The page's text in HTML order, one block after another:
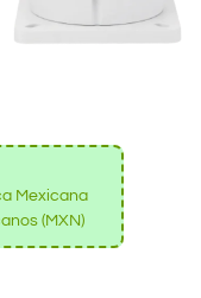
Mexicana
(MXN)